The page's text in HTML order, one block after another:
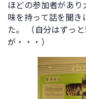
ほどの参加者があり
味を持って話を聞き
た。 （自分はずっ
が・・・）